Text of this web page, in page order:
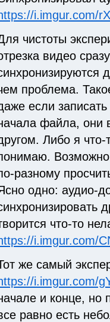
i.imgur.com/
чистоты
видео
проблема.
если
файла, они
Либо я что-
разному
одно: аудио-
что-то
i.imgur.com/
же самый
i.imgur.com/
и конце, но
равно есть